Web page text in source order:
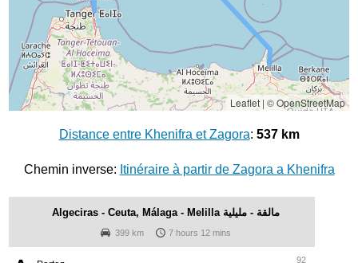
Leaflet| © OpenStreetMap
Distance entre Khenifra et Zagora: 537 km
Chemin inverse: Itinéraire à partir de Zagora a Khenifra
Algeciras - Ceuta, Málaga - Melilla مالقة - مليلية
399 km 7 hours 12 mins
92